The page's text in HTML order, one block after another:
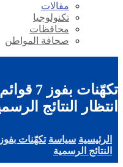
مقالات
تكنولوجيا
محافظات
صحافة المواطن
تكهّنات
انتظار النتائج
الرئيسية سياسة
النتائج الرسمية